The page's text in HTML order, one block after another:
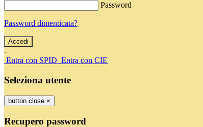
Password
Password dimenticata?
-
Entra con SPID Entra con CIE
Seleziona utente
button close ×
Recupero password